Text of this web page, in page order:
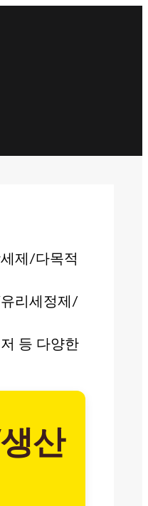
제/다목적
리세정제/
등 다양한
산